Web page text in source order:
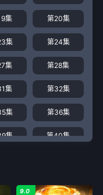
集 第20集
集 第24集
集 第28集
集 第32集
集 第36集
集 第40集
9.0